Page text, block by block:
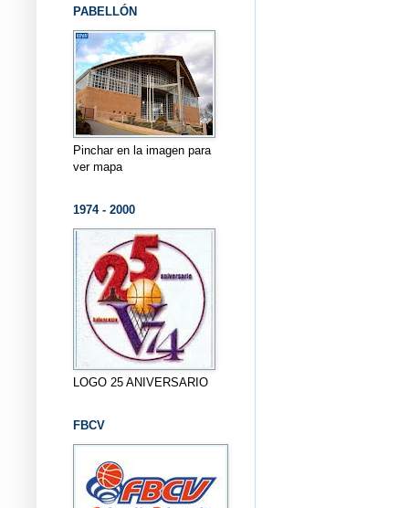
PABELLÓN
Pinchar en la imagen para
ver mapa
1974 - 2000
LOGO 25 ANIVERSARIO
FBCV